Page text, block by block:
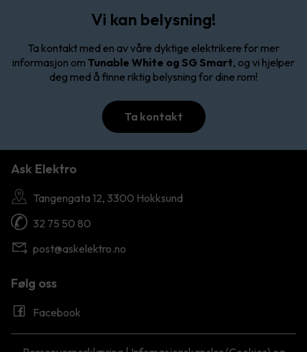
Vi kan belysning!
Ta kontakt med en av våre dyktige elektrikere for mer
informasjon om Tunable White og SG Smart, og vi hjelper
deg med å finne riktig belysning for dine rom!
Ta kontakt
Ask Elektro
Tangengata 12, 3300 Hokksund
32 75 50 80
post@askelektro.no
Følg oss
Facebook